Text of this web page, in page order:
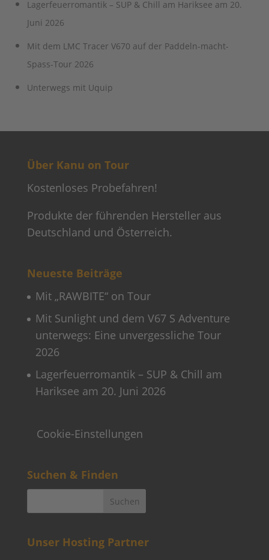
Lagerfeuerromantik – SUP & Chill am Hariksee am 20.
Juni 2026
Mit dem LMC Tracer V670 auf der Paddeln-macht-
Spass-Tour 2026
Unterwegs mit Uquip
Über Kanu on Tour
Kostenloses Probefahren!
Produkte der führenden Hersteller aus
Deutschland und Österreich.
Neueste Beiträge
Mit „RAWBITE“ on Tour
Mit Sunlight und dem V67 S Adventure
unterwegs: Eine unvergessliche Tour
2026
Lagerfeuerromantik – SUP & Chill am
Hariksee am 20. Juni 2026
Cookie-Einstellungen
Suchen & Finden
Unser Hosting Partner